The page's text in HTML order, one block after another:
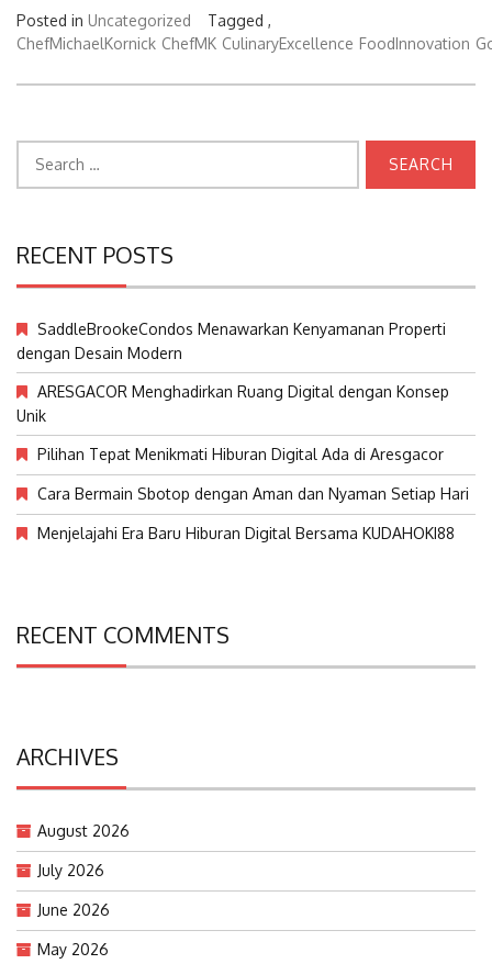
Posted in Uncategorized
Tagged ,
ChefMichaelKornick ChefMK CulinaryExcellence FoodInnovation
for:
RECENT POSTS
SaddleBrookeCondos Menawarkan Kenyamanan Properti
dengan Desain Modern
ARESGACOR Menghadirkan Ruang Digital dengan Konsep
Unik
Pilihan Tepat Menikmati Hiburan Digital Ada di Aresgacor
Cara Bermain Sbotop dengan Aman dan Nyaman Setiap Hari
Menjelajahi Era Baru Hiburan Digital Bersama KUDAHOKI88
RECENT COMMENTS
ARCHIVES
August 2026
July 2026
June 2026
May 2026